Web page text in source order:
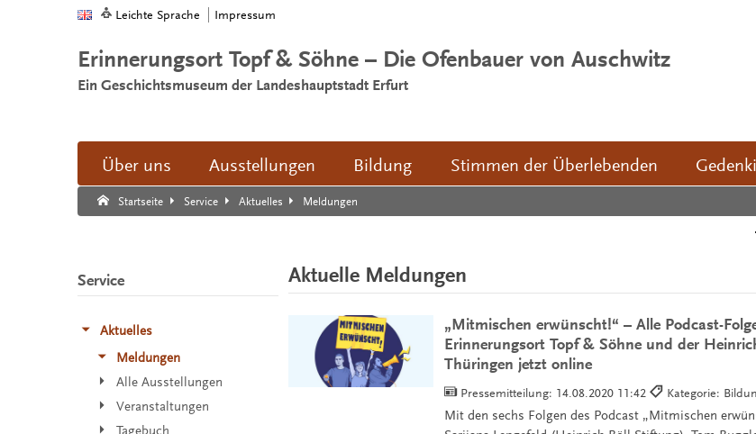
Leichte Sprache Impressum
Erinnerungsort Topf & Söhne – Die Ofenbauer von Auschwitz
Ein Geschichtsmuseum der Landeshauptstadt Erfurt
Über uns Ausstellungen Bildung Stimmen der Überlebenden
Startseite Service Aktuelles Meldungen
Suche:
Suche Ende.
Aktuelle Meldungen
„Mitmischen erwünscht!“ – Alle Podcast-
Erinnerungsort Topf & Söhne und der
Thüringen jetzt online
Pressemitteilung: 14.08.2020 11:42 Kategorie:
Mit den sechs Folgen des Podcast „Mitmischen
Service
Aktuelles
Meldungen
Alle Ausstellungen
Veranstaltungen
Tagebuch